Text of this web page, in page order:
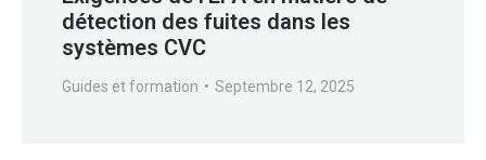
détection des fuites dans les
systèmes CVC
Guides et formation Septembre 12, 2025